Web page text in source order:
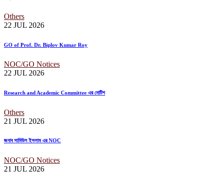
Others
22 JUL 2026
GO of Prof. Dr. Biplov Kumar Roy
NOC/GO Notices
22 JUL 2026
Research and Academic Committee এর নোটিশ
Others
21 JUL 2026
জনাব সামিউল ইসলাম এর NOC
NOC/GO Notices
21 JUL 2026